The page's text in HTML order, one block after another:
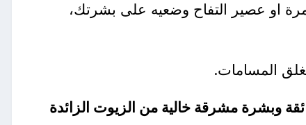
او عصير التفاح وضعيه على بشرتك،
المسامات.
وبشرة مشرقة خالية من الزيوت الزائدة